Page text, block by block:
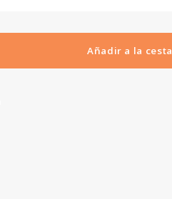
Añadir a la cesta